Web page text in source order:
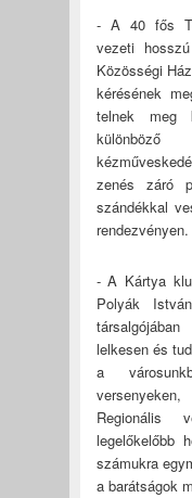
- A 40 fős
vezeti
Közösségi
kérésének
telnek meg
zenés záró
szándékkal
rendezvényen.
- A Kártya
Polyák
lelkesen és
a
Regionális
legelőkelőbb
számukra
a barátságok